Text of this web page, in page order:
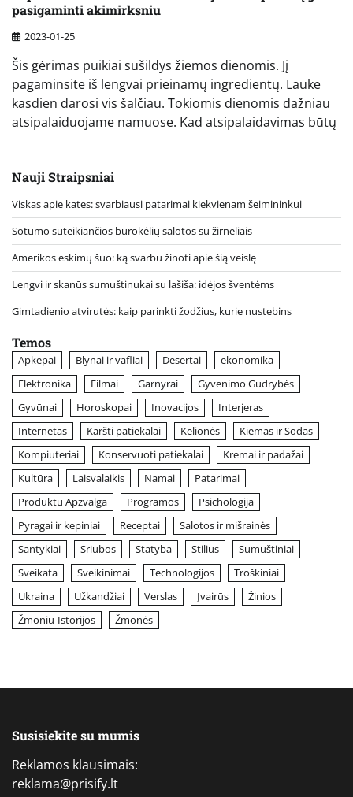
pasigaminti akimirksniu
2023-01-25
Šis gėrimas puikiai sušildys žiemos dienomis. Jį
pagaminsite iš lengvai prieinamų ingredientų. Lauke
kasdien darosi vis šalčiau. Tokiomis dienomis dažniau
atsipalaiduojame namuose. Kad atsipalaidavimas būtų
Nauji Straipsniai
Viskas apie kates: svarbiausi patarimai kiekvienam šeimininkui
Sotumo suteikiančios burokėlių salotos su žirneliais
Amerikos eskimų šuo: ką svarbu žinoti apie šią veislę
Lengvi ir skanūs sumuštinukai su lašiša: idėjos šventėms
Gimtadienio atvirutės: kaip parinkti žodžius, kurie nustebins
Temos
Apkepai Blynai ir vafliai Desertai
ekonomika
Elektronika
Filmai Garnyrai
Gyvenimo Gudrybės
Gyvūnai
Horoskopai Inovacijos
Interjeras
Internetas
Karšti patiekalai Kelionės
Kiemas ir Sodas
Kompiuteriai
Konservuoti patiekalai
Kremai ir padažai
Kultūra
Laisvalaikis Namai
Patarimai
Produktu Apzvalga
Programos
Psichologija
Pyragai ir kepiniai
Receptai
Salotos ir mišrainės
Santykiai
Sriubos Statyba Stilius
Sumuštiniai
Sveikata
Sveikinimai Technologijos
Troškiniai
Ukraina
Užkandžiai Verslas Įvairūs
Žinios
Žmoniu-Istorijos
Žmonės
Susisiekite su mumis
Reklamos klausimais:
reklama@prisify.lt